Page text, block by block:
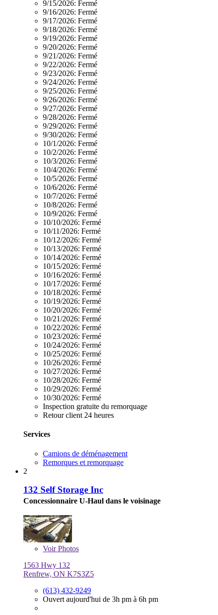
9/15/2026: Fermé
9/16/2026: Fermé
9/17/2026: Fermé
9/18/2026: Fermé
9/19/2026: Fermé
9/20/2026: Fermé
9/21/2026: Fermé
9/22/2026: Fermé
9/23/2026: Fermé
9/24/2026: Fermé
9/25/2026: Fermé
9/26/2026: Fermé
9/27/2026: Fermé
9/28/2026: Fermé
9/29/2026: Fermé
9/30/2026: Fermé
10/1/2026: Fermé
10/2/2026: Fermé
10/3/2026: Fermé
10/4/2026: Fermé
10/5/2026: Fermé
10/6/2026: Fermé
10/7/2026: Fermé
10/8/2026: Fermé
10/9/2026: Fermé
10/10/2026: Fermé
10/11/2026: Fermé
10/12/2026: Fermé
10/13/2026: Fermé
10/14/2026: Fermé
10/15/2026: Fermé
10/16/2026: Fermé
10/17/2026: Fermé
10/18/2026: Fermé
10/19/2026: Fermé
10/20/2026: Fermé
10/21/2026: Fermé
10/22/2026: Fermé
10/23/2026: Fermé
10/24/2026: Fermé
10/25/2026: Fermé
10/26/2026: Fermé
10/27/2026: Fermé
10/28/2026: Fermé
10/29/2026: Fermé
10/30/2026: Fermé
Inspection gratuite du remorquage
Retour client 24 heures
Services
Camions de déménagement
Remorques et remorquage
2
132 Self Storage Inc
Concessionnaire U-Haul dans le voisinage
VoirPhotos
1563 Hwy 132
Renfrew, ON K7S3Z5
(613) 432-9249
Ouvert aujourd'hui de 3h pm à 6h pm